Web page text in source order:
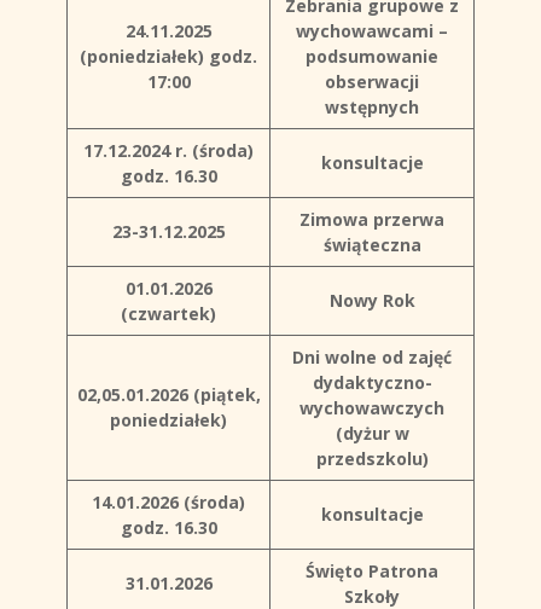
24.11.2025
(poniedziałek) godz.
17:00
Zebrania grupowe z
wychowawcami –
podsumowanie
obserwacji
wstępnych
17.12.2024 r. (środa)
godz. 16.30
konsultacje
23-31.12.2025
Zimowa przerwa
świąteczna
01.01.2026
(czwartek)
Nowy Rok
02,05.01.2026 (piątek,
poniedziałek)
Dni wolne od zajęć
dydaktyczno-
wychowawczych
(dyżur w
przedszkolu)
14.01.2026 (środa)
godz. 16.30
konsultacje
31.01.2026
Święto Patrona
Szkoły